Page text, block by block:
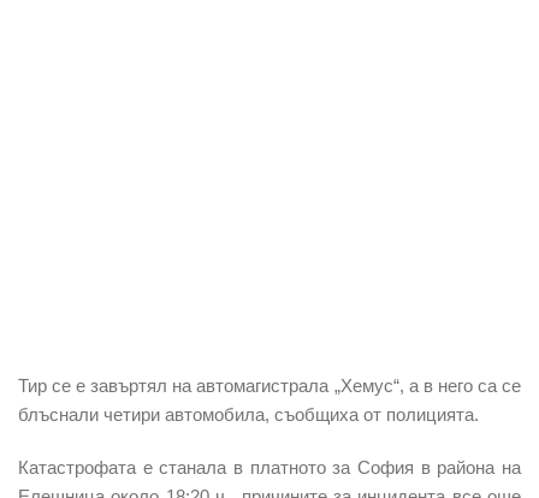
Тирсе езавъртял наавтомагистрала „Хемус“, а в него са се
блъснали четири автомобила, съобщиха от полицията.
Катастрофата е станала в платното заСофия в района на